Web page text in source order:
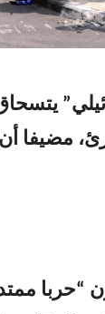
مضيفا أن
“حربا